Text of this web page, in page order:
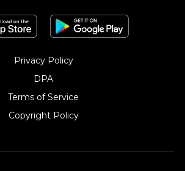
Privacy Policy
DPA
Terms of Service
Copyright Policy‎